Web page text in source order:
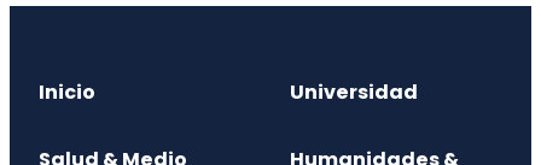
Inicio Universidad
Salud & Medio
Humanidades &